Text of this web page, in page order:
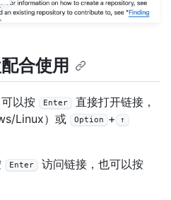
合使用
以按 Enter
直接打开链接，
Linux）或 Option + ↑
Enter 访问链接，也可以按